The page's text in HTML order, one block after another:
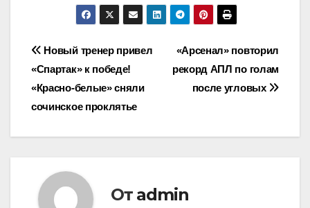
Навигация
по
записям
«Арсенал» повторил
рекорд АПЛ по голам
после угловых
Новый тренер привел
«Спартак» к победе!
«Красно-белые» сняли
сочинское проклятье
От admin